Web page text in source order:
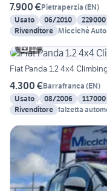
7.900 €Pietraperzia (EN)
Usato
06/2010 229000
Rivenditore Miccichè Auto
12
Fiat Panda 1.2 4x4
4.300 €Barrafranca (EN)
Usato
08/2006
Rivenditore falzetta